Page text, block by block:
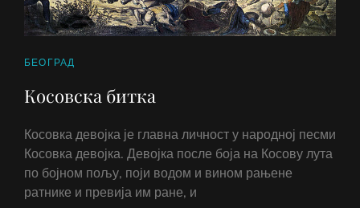
CAT
БЕОГРАД
Косовска битка
Косовка девојка је главна личност у народној песми
Косовка девојка. Девојка после боја на Косову лута
по бојном пољу, поји водом и вином рањене
ратнике и превија им ране, и